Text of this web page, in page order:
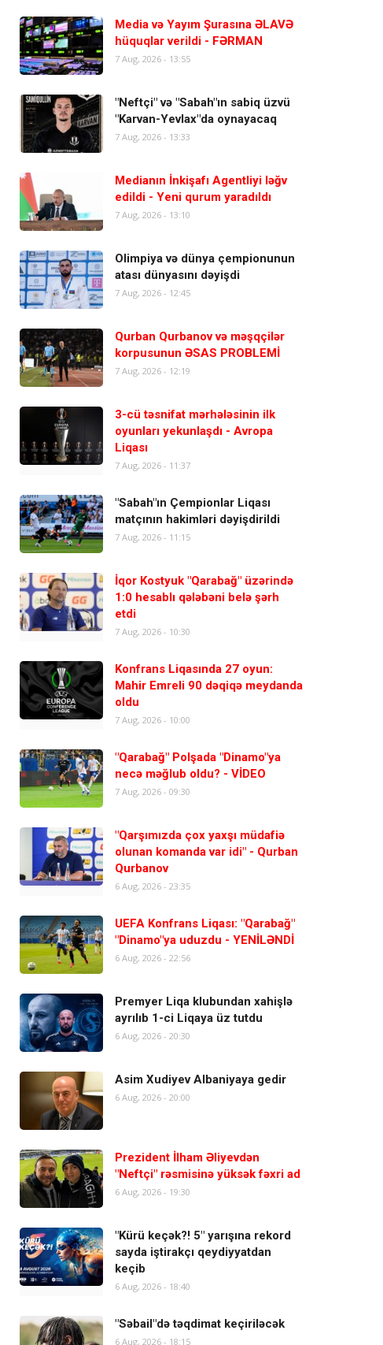
Media və Yayım Şurasına ƏLAVƏ
hüquqlar verildi - FƏRMAN
7 Aug, 2026 - 13:55
"Neftçi" və "Sabah"ın sabiq üzvü
"Karvan-Yevlax"da oynayacaq
7 Aug, 2026 - 13:33
Medianın İnkişafı Agentliyi ləğv
edildi - Yeni qurum yaradıldı
7 Aug, 2026 - 13:10
Olimpiya və dünya çempionunun
atası dünyasını dəyişdi
7 Aug, 2026 - 12:45
Qurban Qurbanov və məşqçilər
korpusunun ƏSAS PROBLEMİ
7 Aug, 2026 - 12:19
3-cü təsnifat mərhələsinin ilk
oyunları yekunlaşdı - Avropa
Liqası
7 Aug, 2026 - 11:37
"Sabah"ın Çempionlar Liqası
matçının hakimləri dəyişdirildi
7 Aug, 2026 - 11:15
İqor Kostyuk "Qarabağ" üzərində
1:0 hesablı qələbəni belə şərh
etdi
7 Aug, 2026 - 10:30
Konfrans Liqasında 27 oyun:
Mahir Emreli 90 dəqiqə meydanda
oldu
7 Aug, 2026 - 10:00
"Qarabağ" Polşada "Dinamo"ya
necə məğlub oldu? - VİDEO
7 Aug, 2026 - 09:30
"Qarşımızda çox yaxşı müdafiə
olunan komanda var idi" - Qurban
Qurbanov
6 Aug, 2026 - 23:35
UEFA Konfrans Liqası: "Qarabağ"
"Dinamo"ya uduzdu - YENİLƏNDİ
6 Aug, 2026 - 22:56
Premyer Liqa klubundan xahişlə
ayrılıb 1-ci Liqaya üz tutdu
6 Aug, 2026 - 20:30
Asim Xudiyev Albaniyaya gedir
6 Aug, 2026 - 20:00
Prezident İlham Əliyevdən
"Neftçi" rəsmisinə yüksək fəxri ad
6 Aug, 2026 - 19:30
"Kürü keçək?! 5" yarışına rekord
sayda iştirakçı qeydiyyatdan
keçib
6 Aug, 2026 - 18:40
"Səbail"də təqdimat keçiriləcək
6 Aug, 2026 - 18:15